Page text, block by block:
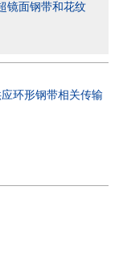
镜面钢带和花纹
环形钢带相关传输